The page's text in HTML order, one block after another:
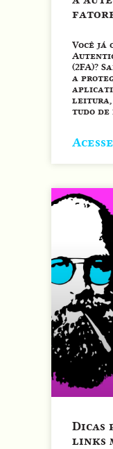
Você já
(2FA)?
a
leitura,
tudo de
Dicas
links